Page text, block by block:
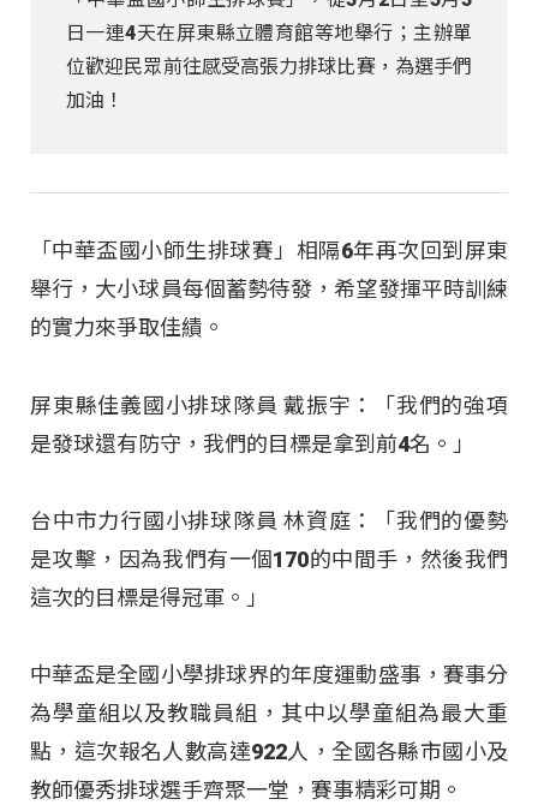
日一連4天在屏東縣立體育館等地舉行；主辦單
位歡迎民眾前往感受高張力排球比賽，為選手們
加油！
「中華盃國小師生排球賽」相隔6年再次回到屏東
舉行，大小球員每個蓄勢待發，希望發揮平時訓練
的實力來爭取佳績。
屏東縣佳義國小排球隊員 戴振宇：「我們的強項
是發球還有防守，我們的目標是拿到前4名。」
台中市力行國小排球隊員 林資庭：「我們的優勢
是攻擊，因為我們有一個170的中間手，然後我們
這次的目標是得冠軍。」
中華盃是全國小學排球界的年度運動盛事，賽事分
為學童組以及教職員組，其中以學童組為最大重
點，這次報名人數高達922人，全國各縣市國小及
教師優秀排球選手齊聚一堂，賽事精彩可期。